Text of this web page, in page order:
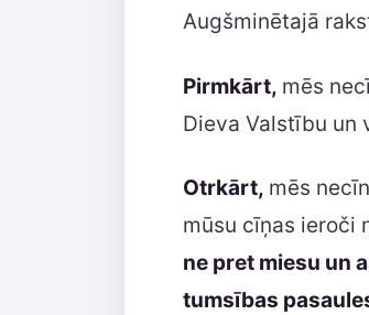
Augšminētajā
Pirmkārt, mēs
Dieva Valstību un
Otrkārt, mēs
mūsu cīņas ieroči
ne pret miesu un
tumsības